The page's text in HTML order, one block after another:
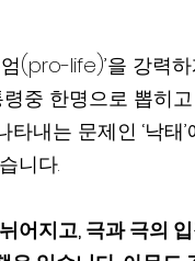
(pro-life)’을 강력
중 한명으로 뽑히
내는 문제인 ‘낙
니다.
어지고, 극과 극의